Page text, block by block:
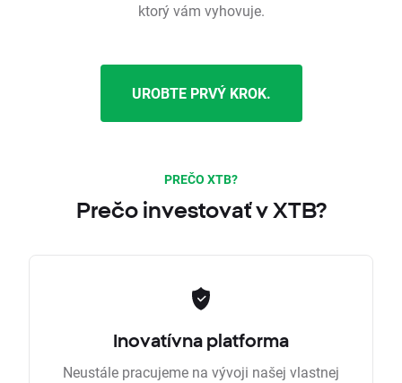
ktorý vám vyhovuje.
UROBTE PRVÝ KROK.
PREČO XTB?
Prečo investovať v XTB?
Inovatívna platforma
Neustále pracujeme na vývoji našej vlastnej